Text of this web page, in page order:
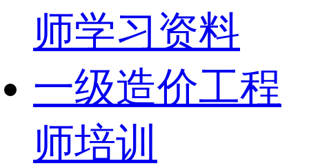
师学习资料
一级造价工程
师培训